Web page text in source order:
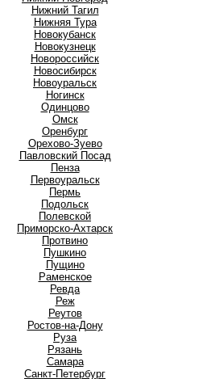
Нижний Тагил
Нижняя Тура
Новокубанск
Новокузнецк
Новороссийск
Новосибирск
Новоуральск
Ногинск
Одинцово
Омск
Оренбург
Орехово-Зуево
Павловский Посад
Пенза
Первоуральск
Пермь
Подольск
Полевской
Приморско-Ахтарск
Протвино
Пушкино
Пущино
Раменское
Ревда
Реж
Реутов
Ростов-на-Дону
Руза
Рязань
Самара
Санкт-Петербург